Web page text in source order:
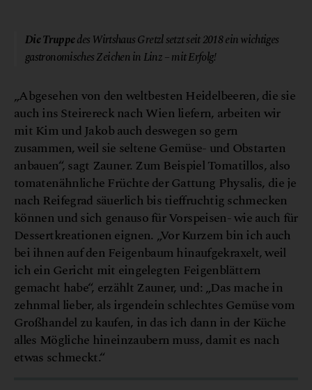
Die Truppedes Wirtshaus Gretzl setzt seit 2018 ein wichtiges
gastronomisches Zeichen in Linz – mit Erfolg!
„Abgesehen von den weltbesten Heidelbeeren, die sie
auch ins Steirereck nach Wien liefern, arbeiten wir
mit Kim und Jakob auch deswegen so gern
zusammen, weil sie seltene Gemüse- und Obstarten
anbauen“, sagt Zauner. Zum Beispiel Tomatillos, also
tomatenähnliche Früchte der Gattung Physalis, die je
nach Reifegrad säuerlich bis tieffruchtig schmecken
können und sich genauso für Vorspeisen- wie auch für
Dessertkreationen eignen. „Vor Kurzem bin ich auch
bei ihnen auf den Feigenbaum hinaufgekraxelt, weil
ich ein Gericht mit eingelegten Feigenblättern
gemacht habe“, erzählt Zauner, und: „Das mache in
zehnmal lieber, als irgendein schlechtes Gemüse vom
Großhandel zu kaufen, in das ich dann in der Küche
alles Mögliche hineinzaubern muss, damit es nach
etwas schmeckt.“